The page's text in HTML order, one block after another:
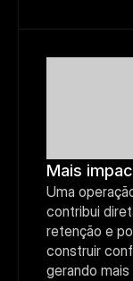
Mais
Uma
contribui
retenção e
construir
gerando mais